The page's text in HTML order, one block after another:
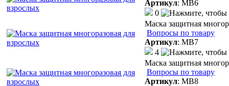
Артикул: МВ6
0
Маска защитная
Вопросы по товару
Артикул: МВ7
4
Маска защитная
Вопросы по товару
Артикул: МВ8